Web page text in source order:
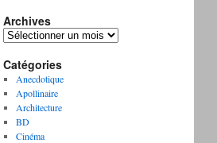
Archives
A
c
h
i
v
e
s
Catégories
Anecdotique
Apollinaire
Architecture
BD
Cinéma